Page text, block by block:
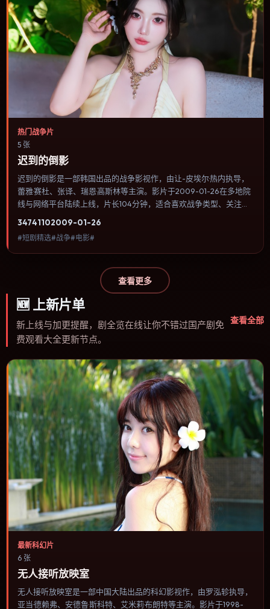
热门战争片
5 张
迟到的倒影
迟到的倒影是一部韩国出品的战争影视作，由让-皮埃尔·热内执导，
蕾雅·赛杜、张译、瑞恩·高斯林等主演。影片于2009-01-26在多地院
线与网络平台陆续上线，片长104分钟，适合喜欢战争类型、关注人
与视听语言统一，可作为休闲观影或类型片补片的选择。
34741102009-01-26
#短剧精选#战争#电影#
查看更多
🆕 上新片单
新上线与加更提醒，剧全览在线让你不错过国产剧免
费观看大全更新节点。
查看全部
最新科幻片
6 张
无人接听放映室
无人接听放映室是一部中国大陆出品的科幻影视作，由罗泓轸执导，
亚当·德赖弗、安德鲁·斯科特、艾米莉·布朗特等主演。影片于1998-